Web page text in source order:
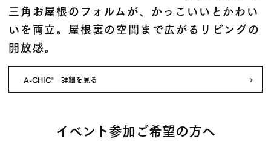
三角お屋根のフォルムが、かっこいいとかわい
いを両立。屋根裏の空間まで広がるリビングの
開放感。
A-CHIC® 詳細を見る
イベント参加ご希望の方へ